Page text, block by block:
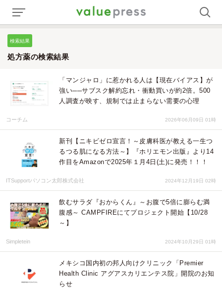
検索結果
処方薬の検索結果
「マンジャロ」に惹かれる人は【現在バイアス】が
強い──サブスク解約忘れ・衝動買いが約2倍。500
人調査が映す、規制では止まらない需要の心理
コーチム 2026年06月09日 01時
新刊【ニキビゼロ宣言！～皮膚科医が教える一生つ
るつる肌になる方法～】『ホリエモン出版』より14
作目をAmazonで2025年１月4日(土)に発売！！！
ITSupportパソコン太郎株式会社 2024年12月19日 02時
飲むサラダ『おからくん』～お腹で5倍に膨らむ満
腹感～ CAMPFIREにてプロジェクト開始【10/28
～】
Simpletein 2024年10月29日 01時
メキシコ国内初の邦人向けクリニック「Premier
Health Clinic アグアスカリエンテス院」開院のお知
らせ